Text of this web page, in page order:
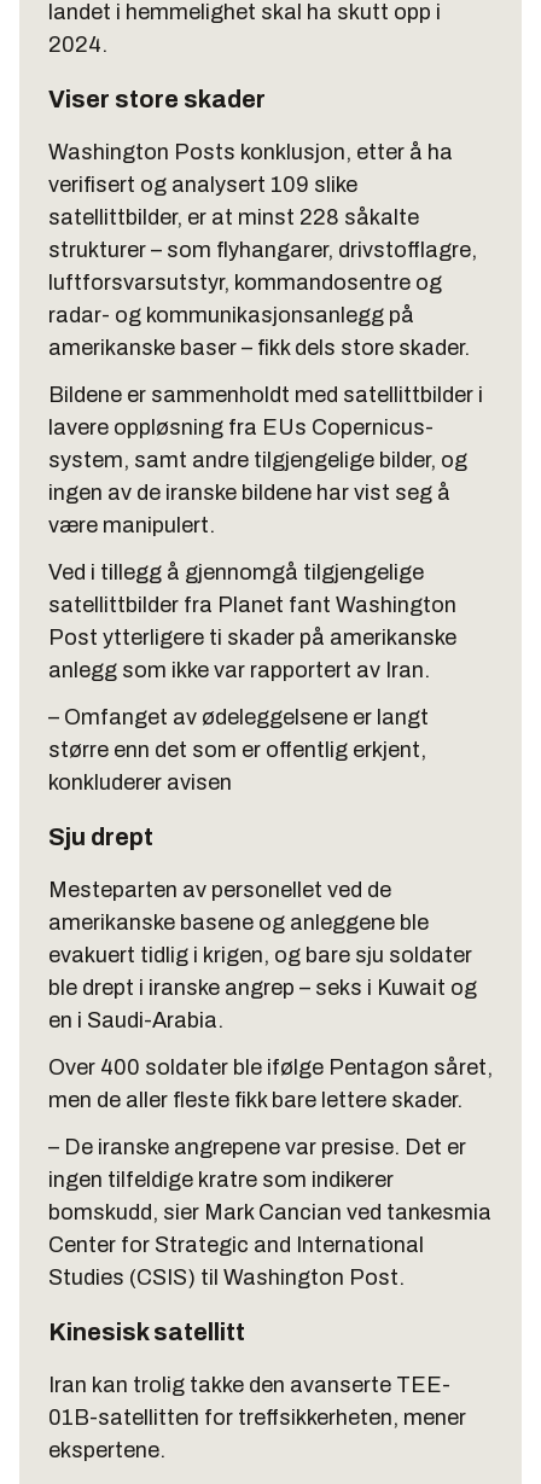
landet i hemmelighet skal ha skutt opp i
2024.
Viser store skader
Washington Posts konklusjon, etter å ha
verifisert og analysert 109 slike
satellittbilder, er at minst 228 såkalte
strukturer – som flyhangarer, drivstofflagre,
luftforsvarsutstyr, kommandosentre og
radar- og kommunikasjonsanlegg på
amerikanske baser – fikk dels store skader.
Bildene er sammenholdt med satellittbilder i
lavere oppløsning fra EUs Copernicus-
system, samt andre tilgjengelige bilder, og
ingen av de iranske bildene har vist seg å
være manipulert.
Ved i tillegg å gjennomgå tilgjengelige
satellittbilder fra Planet fant Washington
Post ytterligere ti skader på amerikanske
anlegg som ikke var rapportert av Iran.
– Omfanget av ødeleggelsene er langt
større enn det som er offentlig erkjent,
konkluderer avisen
Sju drept
Mesteparten av personellet ved de
amerikanske basene og anleggene ble
evakuert tidlig i krigen, og bare sju soldater
ble drept i iranske angrep – seks i Kuwait og
en i Saudi-Arabia.
Over 400 soldater ble ifølge Pentagon såret,
men de aller fleste fikk bare lettere skader.
– De iranske angrepene var presise. Det er
ingen tilfeldige kratre som indikerer
bomskudd, sier Mark Cancian ved tankesmia
Center for Strategic and International
Studies (CSIS) til Washington Post.
Kinesisk satellitt
Iran kan trolig takke den avanserte TEE-
01B-satellitten for treffsikkerheten, mener
ekspertene.